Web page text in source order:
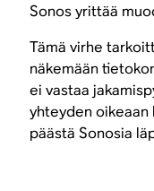
Sonos yrittää
Tämä virhe
näkemään
ei vastaa
yhteyden
päästä Sonosia